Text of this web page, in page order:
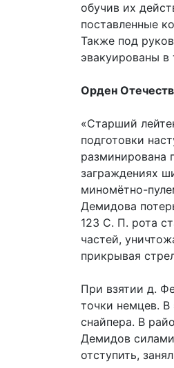
обучив их
поставленные
Также под
эвакуированы в
Орден
«Старший
подготовки
разминирована
заграждениях
миномётно-
Демидова
123 С. П. рота
частей,
прикрывая
При взятии д.
точки немцев.
снайпера. В
Демидов силами
отступить,